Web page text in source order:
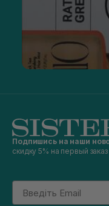
Подпишись на наши
скидку 5% на первый заказ
Email